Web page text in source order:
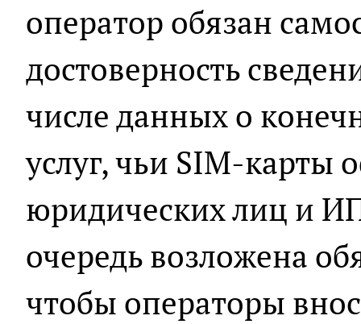
оператор обязан
достоверность
числе данных о
услуг, чьи SIM-карты
юридических лиц и
очередь возложена
чтобы операторы